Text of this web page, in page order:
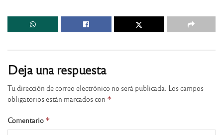
Deja una respuesta
Tu dirección de correo electrónico no será publicada. Los campos
obligatorios están marcados con *
Comentario *